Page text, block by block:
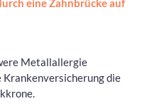
eine Zahnbrücke auf
Metallallergie
die